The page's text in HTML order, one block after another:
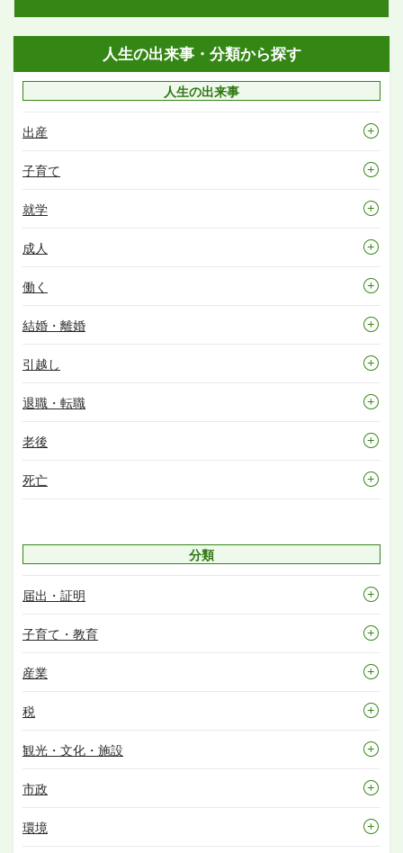
人生の出来事・分類から探す
人生の出来事
出産
子育て
就学
成人
働く
結婚・離婚
引越し
退職・転職
老後
死亡
分類
届出・証明
子育て・教育
産業
税
観光・文化・施設
市政
環境